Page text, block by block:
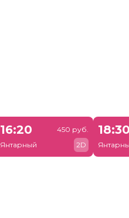
16:20
Янтарный
450 руб.
2D
18:30